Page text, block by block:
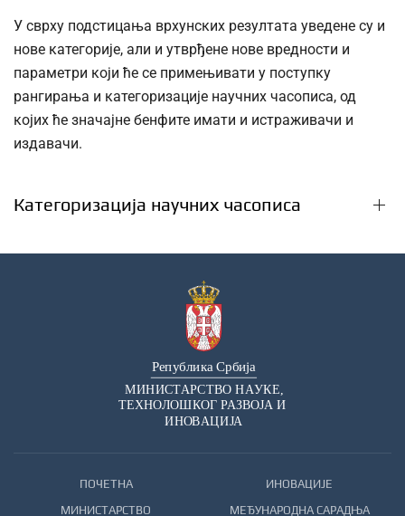
У сврху подстицања врхунских резултата уведене су и
нове категорије, али и утврђене нове вредности и
параметри који ће се примењивати у поступку
рангирања и категоризације научних часописа, од
којих ће значајне бенфите имати и истраживачи и
издавачи.
Категоризација научних часописа
ПОЧЕТНА
МИНИСТАРСТВО
ИНОВАЦИЈЕ
МЕЂУНАРОДНА САРАДЊА